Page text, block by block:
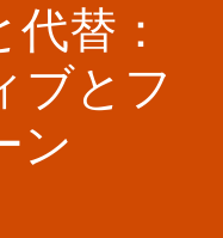
替：
ブとフ
ン